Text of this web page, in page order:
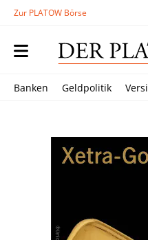
Zur PLATOW Börse
Banken Geldpolitik